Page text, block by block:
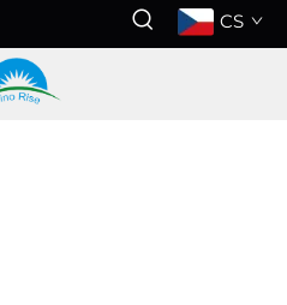
CS